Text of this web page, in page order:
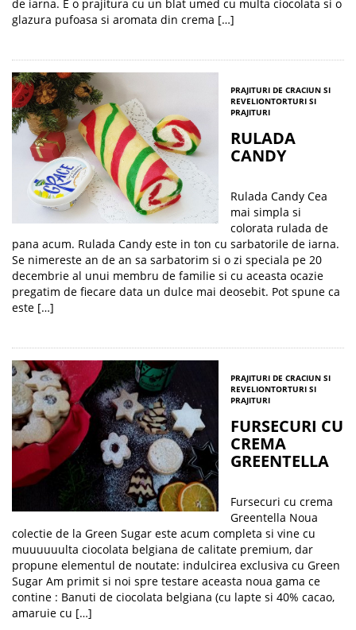
de iarna. E o prajitura cu un blat umed cu multa ciocolata si o
glazura pufoasa si aromata din crema […]
PRAJITURI DE CRACIUN SI
REVELIONTORTURI SI
PRAJITURI
RULADA
CANDY
Rulada Candy Cea
mai simpla si
colorata rulada de
pana acum. Rulada Candy este in ton cu sarbatorile de iarna.
Se nimereste an de an sa sarbatorim si o zi speciala pe 20
decembrie al unui membru de familie si cu aceasta ocazie
pregatim de fiecare data un dulce mai deosebit. Pot spune ca
este […]
PRAJITURI DE CRACIUN SI
REVELIONTORTURI SI
PRAJITURI
FURSECURI CU
CREMA
GREENTELLA
Fursecuri cu crema
Greentella Noua
colectie de la Green Sugar este acum completa si vine cu
muuuuuulta ciocolata belgiana de calitate premium, dar
propune elementul de noutate: indulcirea exclusiva cu Green
Sugar Am primit si noi spre testare aceasta noua gama ce
contine : Banuti de ciocolata belgiana (cu lapte si 40% cacao,
amaruie cu […]